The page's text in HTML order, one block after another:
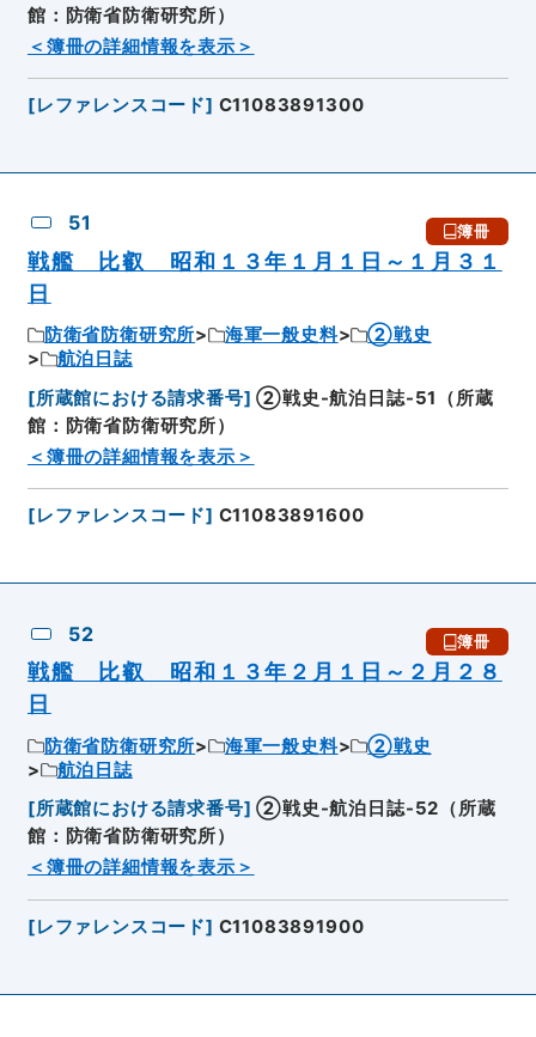
館：防衛省防衛研究所）
＜簿冊の詳細情報を表示＞
[レファレンスコード] C11083891300
51 簿冊
戦艦 比叡 昭和１３年１月１日～１月３１
日
防衛省防衛研究所 海軍一般史料
②戦史
航泊日誌
[所蔵館における請求番号] ②戦史-航泊日誌-51（所蔵
館：防衛省防衛研究所）
＜簿冊の詳細情報を表示＞
[レファレンスコード] C11083891600
52 簿冊
戦艦 比叡 昭和１３年２月１日～２月２８
日
防衛省防衛研究所 海軍一般史料
②戦史
航泊日誌
[所蔵館における請求番号] ②戦史-航泊日誌-52（所蔵
館：防衛省防衛研究所）
＜簿冊の詳細情報を表示＞
[レファレンスコード] C11083891900